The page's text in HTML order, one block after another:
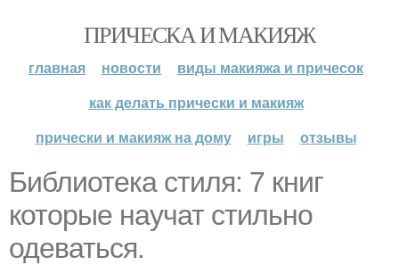
ПРИЧЕСКА И МАКИЯЖ
главная новости
виды макияжа и причесок
как делать прически и макияж
прически и макияж на дому
игры отзывы
Библиотека стиля: 7 книг
которые научат стильно
одеваться.